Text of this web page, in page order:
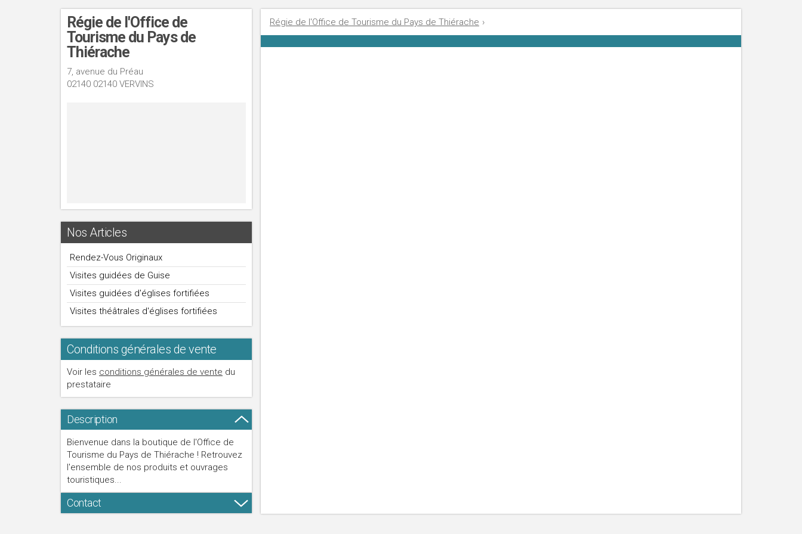
Régie de l'Office de
Tourisme du Pays de
Thiérache
7, avenue du Préau
02140 02140 VERVINS
Nos Articles
Rendez-Vous Originaux
Visites guidées de Guise
Visites guidées d'églises fortifiées
Visites théâtrales d'églises fortifiées
Conditions générales de vente
Voir les conditions générales de vente du
prestataire
Description
Bienvenue dans la boutique de l'Office de
Tourisme du Pays de Thiérache ! Retrouvez
l'ensemble de nos produits et ouvrages
touristiques...
Contact
Régie de l'Office de Tourisme du Pays de Thiérache ›